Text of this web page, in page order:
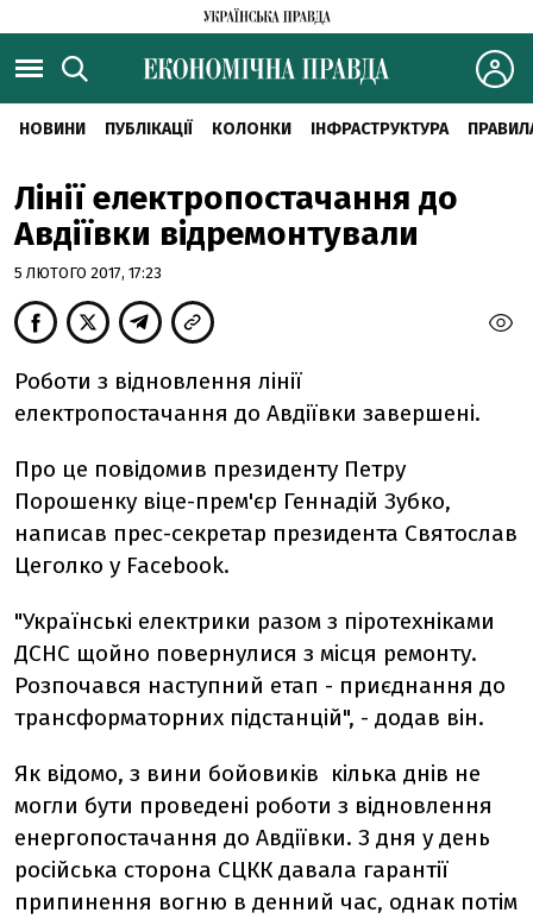
НОВИНИ ПУБЛІКАЦІЇ КОЛОНКИ ІНФРАСТРУКТУРА
Лінії електропостачання до
Авдіївки відремонтували
5 ЛЮТОГО 2017, 17:23
Роботи з відновлення лінії
електропостачання до Авдіївки завершені.
Про це повідомив президенту Петру
Порошенку віце-прем'єр Геннадій Зубко,
написав прес-секретар президента Святослав
Цеголко у Facebook.
"Українські електрики разом з піротехніками
ДСНС щойно повернулися з місця ремонту.
Розпочався наступний етап - приєднання до
трансформаторних підстанцій", - додав він.
Як відомо, з вини бойовиків кілька днів не
могли бути проведені роботи з відновлення
енергопостачання до Авдіївки. З дня у день
російська сторона СЦКК давала гарантії
припинення вогню в денний час, однак потім